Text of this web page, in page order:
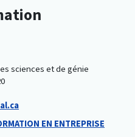
sciences et de génie
EN ENTREPRISE